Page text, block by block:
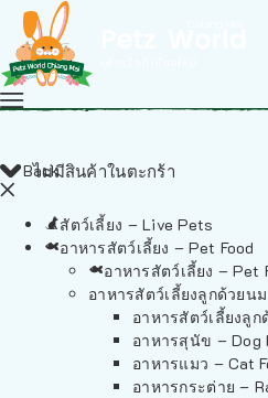
ไม่มีสินค้าในตะกร้า
Back
สัตว์เลี้ยง – Live Pets
อาหารสัตว์เลี้ยง – Pet Food
อาหารสัตว์เลี้ยง – Pet
อาหารสัตว์เลี้ยงลูกด้วยน
อาหารสัตว์เลี้ยงลูก
อาหารสุนัข – Dog
อาหารแมว – Cat
อาหารกระต่าย –